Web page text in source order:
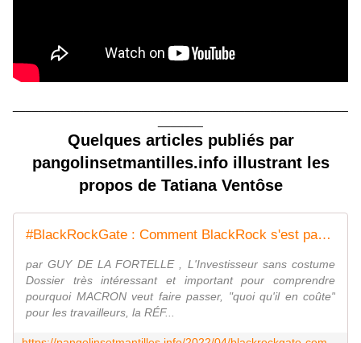
Quelques articles publiés par
pangolinsetmantilles.info illustrant les
propos de Tatiana Ventôse
#BlackRockGate : Comment BlackRock s'est payé Macron ! - Pangolins et mantilles
par GUY DE LA FORTELLE , L'Investisseur sans costume
Dossier très intéressant et important pour comprendre
pourquoi MACRON veut faire passer, "quoi qu'il en coûte"
pour les travailleurs, la RÉF...